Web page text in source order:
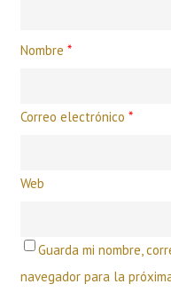
Nombre*
Correo electrónico*
Web
Guarda mi nombre,
navegador para la